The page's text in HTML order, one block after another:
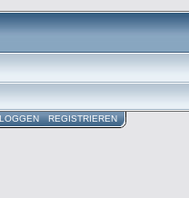
REGISTRIEREN